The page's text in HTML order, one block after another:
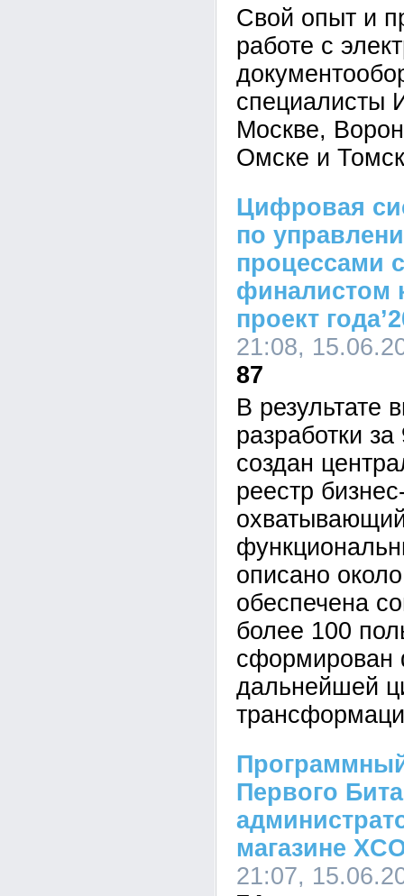
Свой опыт и
работе с
специалисты
Москве,
Омске и
Цифровая
по
процессами
финалистом
проект
21:08,
87
В результате
разработки
создан
реестр
описано
обеспечена
более 100
сформирован
дальнейшей
Первого
магазине
21:07,